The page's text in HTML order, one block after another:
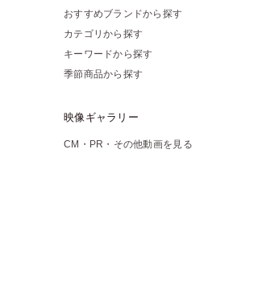
おすすめブランドから探す
カテゴリから探す
キーワードから探す
季節商品から探す
映像ギャラリー
CM・PR・その他動画を見る